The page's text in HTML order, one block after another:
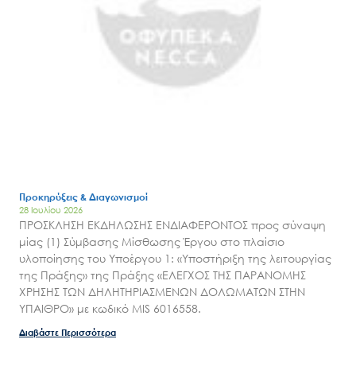
Μ.Δ.Π.Π.
Έργα
Εισιτήρια
Επικοινωνία
Προκηρύξεις & Διαγωνισμοί
28 Ιουλίου 2026
ΠΡΟΣΚΛΗΣΗ ΕΚΔΗΛΩΣΗΣ ΕΝΔΙΑΦΕΡΟΝΤΟΣ προς σύναψη
μίας (1) Σύμβασης Μίσθωσης Έργου στο πλαίσιο
υλοποίησης του Υποέργου 1: «Υποστήριξη της λειτουργίας
της Πράξης» της Πράξης «ΕΛΕΓΧΟΣ ΤΗΣ ΠΑΡΑΝΟΜΗΣ
ΧΡΗΣΗΣ ΤΩΝ ΔΗΛΗΤΗΡΙΑΣΜΕΝΩΝ ΔΟΛΩΜΑΤΩΝ ΣΤΗΝ
ΥΠΑΙΘΡΟ» με κωδικό MIS 6016558.
Διαβάστε Περισσότερα